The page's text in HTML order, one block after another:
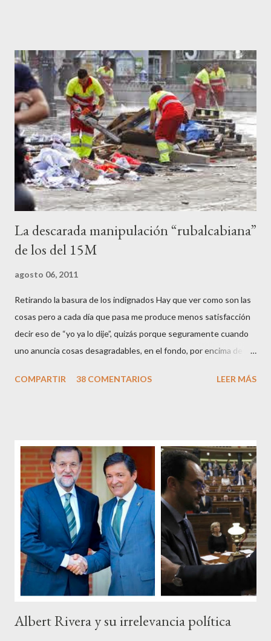
caballeretes salieran en Valencia a la calle, dispuestos a hacer lo
que les viniera en gana, manifestarse sin la autorización
pertinente, cortar el tráfico de las calles más céntricas, volcar los
contenedores de vidrio para tener botellas a mano para agredir a
los agentes, incendiar contenedores, apedrear a la policía,
agredirla, morderla, para que toda la pijo progresía del país, todos
los que no fuman ni tabaco, n...
La descarada manipulación “rubalcabiana”
de los del 15M
agosto 06, 2011
Retirando la basura de los indignados Hay que ver como son las
cosas pero a cada día que pasa me produce menos satisfacción
decir eso de “yo ya lo dije”, quizás porque seguramente cuando
uno anuncia cosas desagradables, en el fondo, por encima de la
Pero francamente estos socialistas son tan transparentes en su
de ciudadanos, la mayoría de los cuales no han pagado jamás un
impuesto, sea por vocación o simplemente por no haber tenido
un trabajo en su vida, decidieron salir a la calle revestidos de la
sagrada túnica de la “indignación ciudadana” y con su actitud
crear una paradoja, se autodenominaban “movimiento 15M” y lo
que hicieron fue apoderarse de una plaza pública y allí sentaron
sus reales, bueno sus reales no,...
COMPARTIR 38 COMENTARIOS LEER MÁS
Albert Rivera y su irrelevancia política